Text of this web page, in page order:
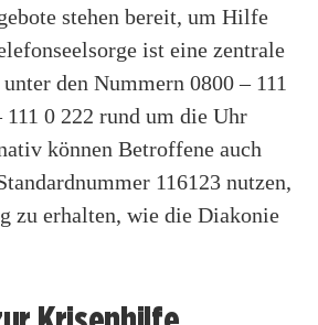
stehen bereit, um Hilfe
ist eine zentrale
den Nummern 0800 – 111
111 0 222 rund um die Uhr
können Betroffene auch
116123 nutzen,
zu erhalten, wie die Diakonie